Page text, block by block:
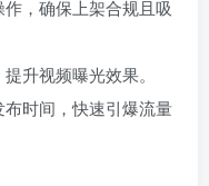
，确保上架合规且吸
升视频曝光效果。
时间，快速引爆流量